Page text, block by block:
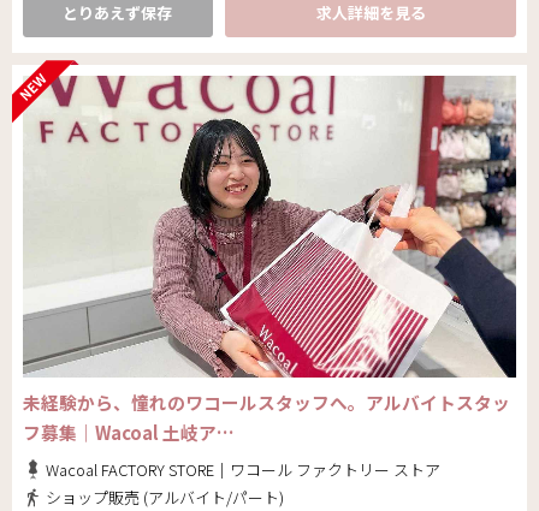
とりあえず保存 求人詳細を見る
未経験から、憧れのワコールスタッフへ。アルバイトスタッ
フ募集｜Wacoal 土岐ア…
Wacoal FACTORY STORE｜ワコール ファクトリー ストア
ショップ販売 (アルバイト/パート)